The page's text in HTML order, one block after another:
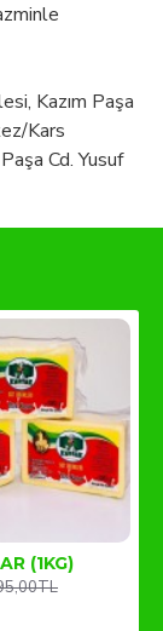
Kazım Paşa
Kars
Cd. Yusuf
(1KG)